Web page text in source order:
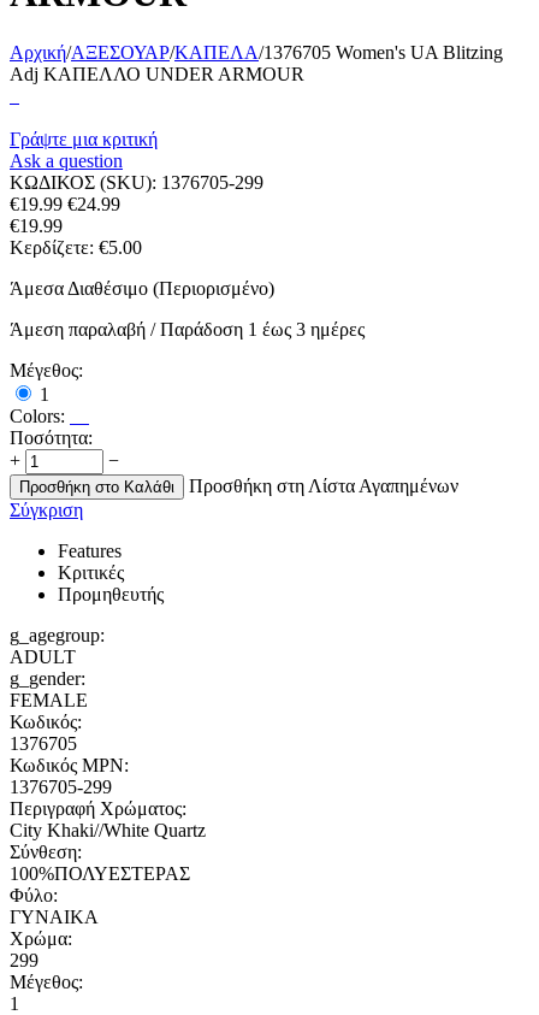
Αρχική/ΑΞΕΣΟΥΑΡ/ΚΑΠΕΛΑ/1376705 Women's UA Blitzing
Adj ΚΑΠΕΛΛΟ UNDER ARMOUR
Γράψτε μια κριτική
Ask a question
ΚΩΔΙΚΟΣ (SKU): 1376705-299
€19.99 €24.99
€19.99
Κερδίζετε: €5.00
Άμεσα Διαθέσιμο (Περιορισμένο)
Άμεση παραλαβή / Παράδoση 1 έως 3 ημέρες
Μέγεθος:
1
Colors:
Ποσότητα:
+
−
Προσθήκη στο Καλάθι
Προσθήκη στη Λίστα Αγαπημένων
Σύγκριση
Features
Κριτικές
Προμηθευτής
g_agegroup:
ADULT
g_gender:
FEMALE
Κωδικός:
1376705
Κωδικός MPN:
1376705-299
Περιγραφή Χρώματος:
City Khaki//White Quartz
Σύνθεση:
100%ΠΟΛΥΕΣΤΕΡΑΣ
Φύλο:
ΓΥΝΑΙΚΑ
Χρώμα:
299
Μέγεθος:
1